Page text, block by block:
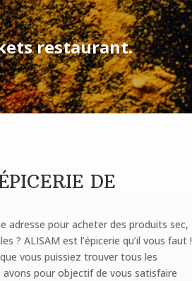
restaurant.
DE
adresse pour acheter des produits sec,
? ALISAM est l’épicerie qu’il vous faut !
vous puissiez trouver tous les
pour objectif de vous satisfaire